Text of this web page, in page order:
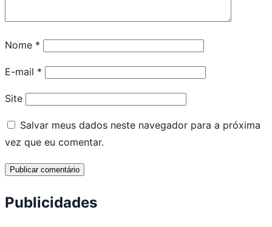
Nome *
E-mail *
Site
Salvar meus dados neste navegador para a próxima
vez que eu comentar.
Publicidades